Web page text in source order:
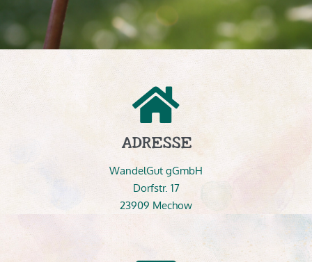
ADRESSE
WandelGut gGmbH
Dorfstr. 17
23909 Mechow